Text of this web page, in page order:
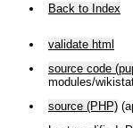
Back to Index
validate html
source code
modules/
source (PHP)